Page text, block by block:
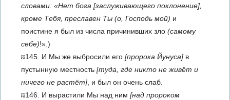
словами: «Нет бога [заслуживающего поклонение]
кроме Тебя, преславен Ты (о, Господь мой) и
поистине я был из числа причинивших зло (самому
себе)!».)
145. И Мы же выбросили его [пророка Йунуса] в
пустынную местность [туда, где никто не живёт и
ничего не растёт] , и был он очень слаб.
146. И вырастили Мы над ним [над пророком